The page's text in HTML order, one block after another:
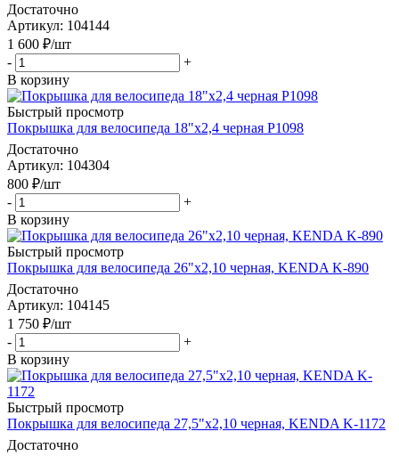
Достаточно
Артикул: 104144
1 600 ₽/шт
-
+
В корзину
Быстрый просмотр
Покрышка для велосипеда 18"х2,4 черная P1098
Достаточно
Артикул: 104304
800 ₽/шт
-
+
В корзину
Быстрый просмотр
Покрышка для велосипеда 26"х2,10 черная, KENDA K-890
Достаточно
Артикул: 104145
1 750 ₽/шт
-
+
В корзину
Быстрый просмотр
Покрышка для велосипеда 27,5"х2,10 черная, KENDA K-1172
Достаточно